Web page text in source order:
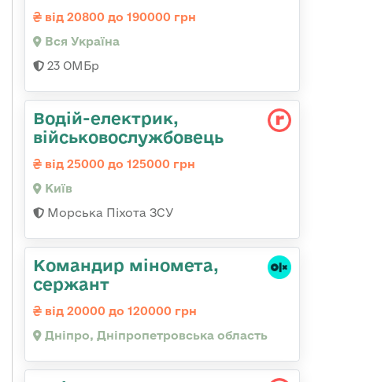
від 20800 до 190000 грн
Вся Україна
23 ОМБр
Водій-електрик,
військовослужбовець
від 25000 до 125000 грн
Київ
Морська Піхота ЗСУ
Командир міномета,
сержант
від 20000 до 120000 грн
Дніпро, Дніпропетровська область